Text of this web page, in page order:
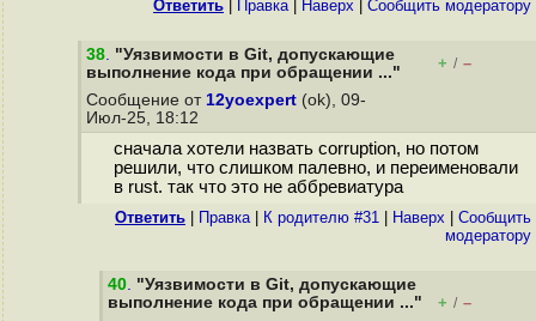
Ответить Правка| Наверх Cообщить модератору
38. "Уязвимости в Git, допускающие
выполнение кода при обращении ..."
+ / –
Сообщение от 12yoexpert (ok), 09-
Июл-25, 18:12
сначала хотели назвать corruption, но потом
решили, что слишком палевно, и переименовали
в rust. так что это не аббревиатура
Ответить Правка| К родителю #31 Наверх
Cообщить
модератору
40. "Уязвимости в Git, допускающие
выполнение кода при обращении ..."
+ / –